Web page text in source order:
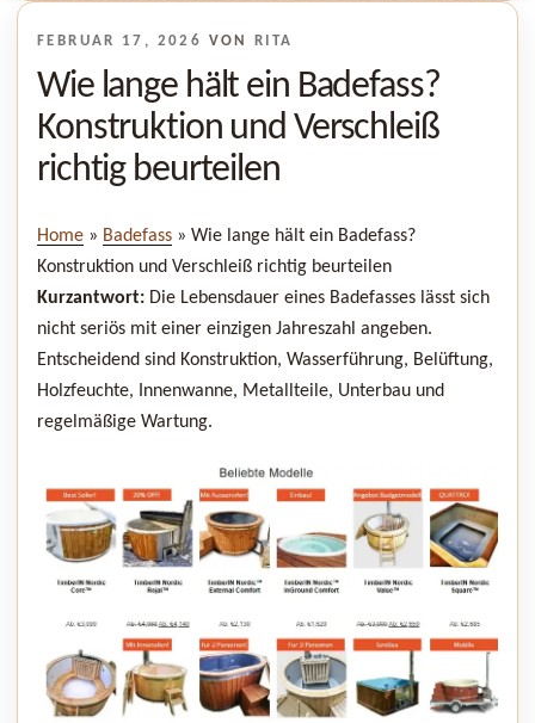
VERÖFFENTLICHT
FEBRUAR 17, 2026 VON RITA
Wie lange hält ein Badefass?
Konstruktion und Verschleiß
richtig beurteilen
Home » Badefass » Wie lange hält ein Badefass?
Konstruktion und Verschleiß richtig beurteilen
Kurzantwort: Die Lebensdauer eines Badefasses lässt sich
nicht seriös mit einer einzigen Jahreszahl angeben.
Entscheidend sind Konstruktion, Wasserführung, Belüftung,
Holzfeuchte, Innenwanne, Metallteile, Unterbau und
regelmäßige Wartung.